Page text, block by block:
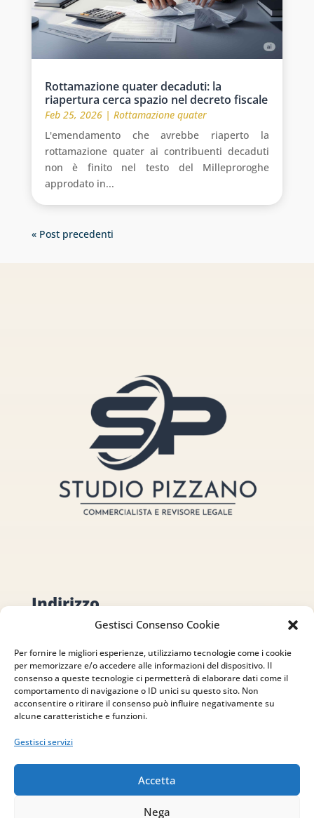
Gestisci Consenso Cookie
Per fornire le migliori esperienze, utilizziamo tecnologie come i cookie
per memorizzare e/o accedere alle informazioni del dispositivo. Il
consenso a queste tecnologie ci permetterà di elaborare dati come il
comportamento di navigazione o ID unici su questo sito. Non
acconsentire o ritirare il consenso può influire negativamente su
alcune caratteristiche e funzioni.
Gestisci servizi
Accetta
Nega
Rottamazione quater decaduti: la
riapertura cerca spazio nel decreto fiscale
Feb 25, 2026| Rottamazione quater
L'emendamento che avrebbe riaperto la
rottamazione quater ai contribuenti decaduti
non è finito nel testo del Milleproroghe
approdato in...
« Post precedenti
Indirizzo
via Sant’Alessio, 5
83030 Venticano (AV)
Email
info@studiopizzano.it
P.IVA